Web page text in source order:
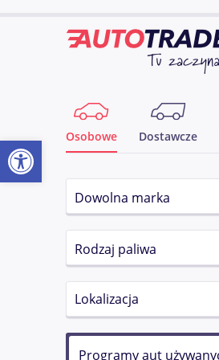
Osobowe Dostawcze
Lokalizacja
Otwórz pasek narzędzi